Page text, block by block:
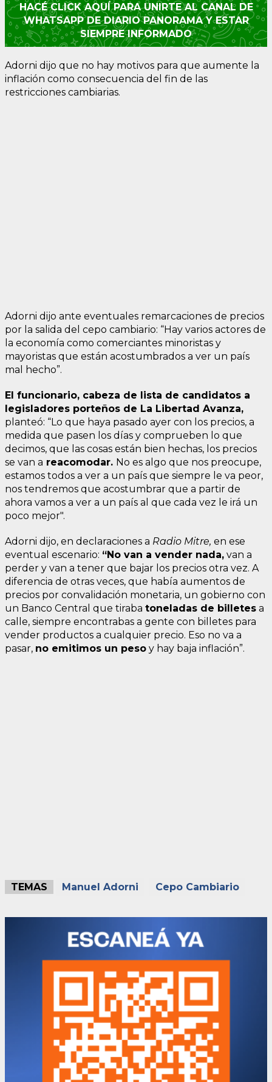
HACÉ CLICK AQUÍ PARA UNIRTE AL CANAL DE
WHATSAPP DE DIARIO PANORAMA Y ESTAR
SIEMPRE INFORMADO
Adorni dijo que no hay motivos para que aumente la
inflación como consecuencia del fin de las
restricciones cambiarias.
Adorni dijo ante eventuales remarcaciones de precios
por la salida del cepo cambiario: “Hay varios actores de
la economía como comerciantes minoristas y
mayoristas que están acostumbrados a ver un país
mal hecho”.
El funcionario, cabeza de lista de candidatos a
legisladores porteños de La Libertad Avanza,
planteó: “Lo que haya pasado ayer con los precios, a
medida que pasen los días y comprueben lo que
decimos, que las cosas están bien hechas, los precios
se van a reacomodar. No es algo que nos preocupe,
estamos todos a ver a un país que siempre le va peor,
nos tendremos que acostumbrar que a partir de
ahora vamos a ver a un país al que cada vez le irá un
poco mejor".
Adorni dijo, en declaraciones a Radio Mitre, en ese
eventual escenario: “No van a vender nada, van a
perder y van a tener que bajar los precios otra vez. A
diferencia de otras veces, que había aumentos de
precios por convalidación monetaria, un gobierno con
un Banco Central que tiraba toneladas de billetes a
calle, siempre encontrabas a gente con billetes para
vender productos a cualquier precio. Eso no va a
pasar, no emitimos un peso y hay baja inflación”.
TEMAS Manuel Adorni Cepo Cambiario